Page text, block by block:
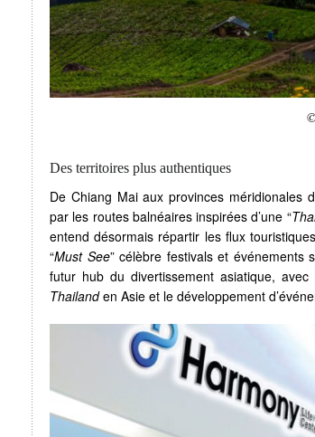
Des territoires plus authentiques
De Chiang Mai aux provinces méridionales
par les routes balnéaires inspirées d’une “
entend désormais répartir les flux
“Must See” célèbre festivals et événements
futur hub du divertissement asiatique, avec
Thailanden Asie et le développement